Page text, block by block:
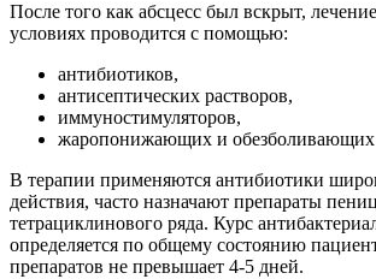
После того как абсцесс был вскрыт,
условиях проводится с помощью:
антибиотиков,
антисептических растворов,
иммуностимуляторов,
жаропонижающих и обезболивающих
В терапии применяются антибиотики
действия, часто назначают препараты
тетрациклинового ряда. Курс
определяется по общему состоянию
препаратов не превышает 4-5 дней.